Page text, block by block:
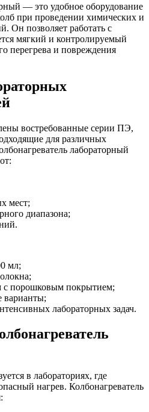
— это удобное оборудование
при проведении химических и
Он позволяет работать с
мягкий и контролируемый
перегрева и повреждения
востребованные серии ПЭ,
для различных
лабораторный
мест;
диапазона;
мл;
с порошковым покрытием;
варианты;
лабораторных задач.
в лабораториях, где
нагрев. Колбонагреватель